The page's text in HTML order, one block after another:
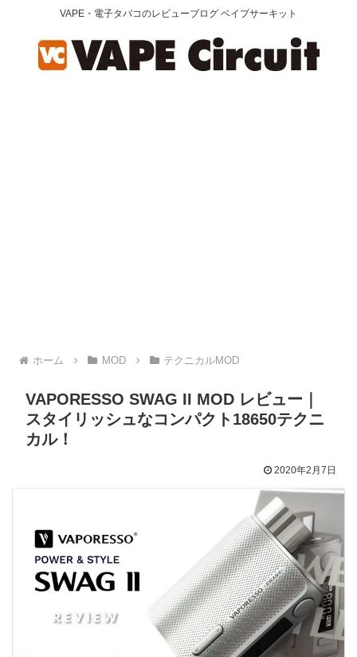
VAPE・電子タバコのレビューブログ ベイプサーキット
ホーム MOD テクニカルMOD
VAPORESSO SWAG II MOD レビュー｜
スタイリッシュなコンパクト18650テクニ
カル！
2020年2月7日